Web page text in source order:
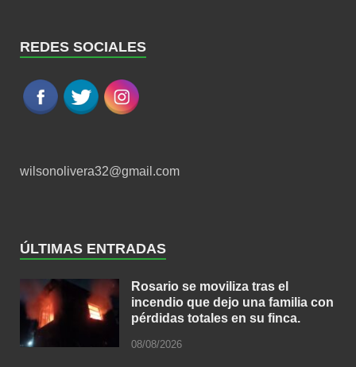
REDES SOCIALES
wilsonolivera32@gmail.com
ÚLTIMAS ENTRADAS
Rosario se moviliza tras el
incendio que dejo una familia con
pérdidas totales en su finca.
08/08/2026